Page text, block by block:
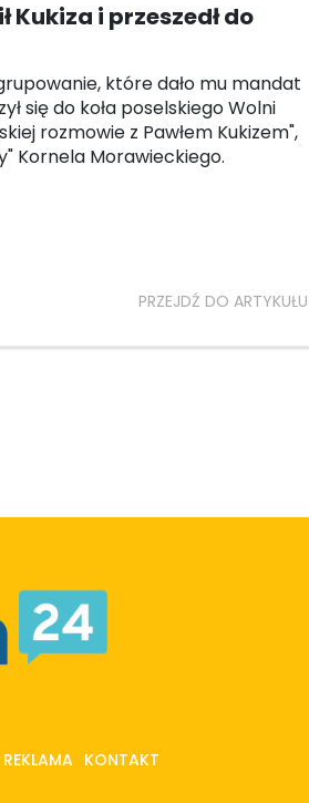
Kukiza i przeszedł do
które dało mu mandat
się do koła poselskiego Wolni
rozmowie z Pawłem Kukizem",
Kornela Morawieckiego.
PRZEJDŹ DO ARTYKUŁU
REKLAMA KONTAKT